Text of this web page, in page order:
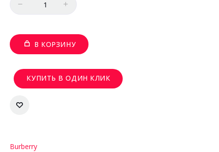
В КОРЗИНУ
КУПИТЬ В ОДИН КЛИК
Burberry